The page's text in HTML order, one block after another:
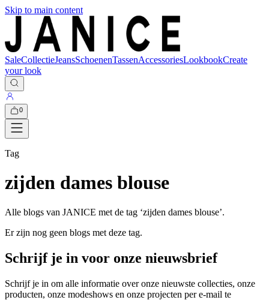
Skip to main content
SaleCollectieJeansSchoenenTassenAccessoriesLookbookCreate
your look
0
Tag
zijden dames blouse
Alle blogs van JANICE met de tag ‘zijden dames blouse’.
Er zijn nog geen blogs met deze tag.
Schrijf je in voor onze nieuwsbrief
Schrijf je in om alle informatie over onze nieuwste collecties, onze
producten, onze modeshows en onze projecten per e-mail te